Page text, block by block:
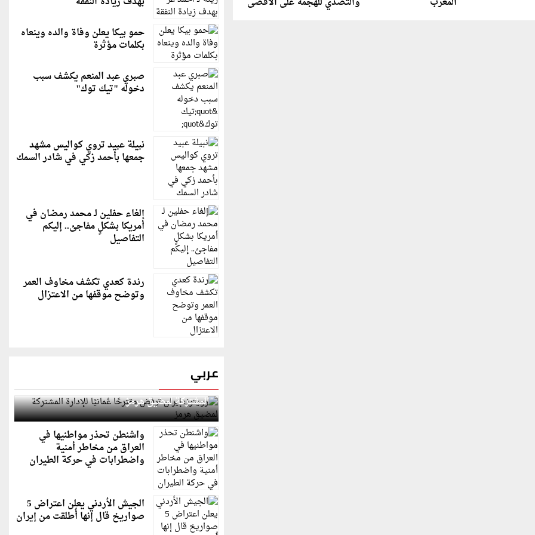
حمو بيكا يعلن وفاة والده وينعاه
بكلمات مؤثرة
صبري عبد المنعم يكشف سبب
دخوله "تيك توك"
نبيلة عبيد تروي كواليس مشهد
جمعها بأحمد زكي في شادر السمك
إلغاء حفلين لـ محمد رمضان في
أمريكا بشكلٍ مفاجئ.. إليكم
التفاصيل
رندة كعدي تكشف مخاوف العمر
وتوضح موقفها من الاعتزال
عربي
رويترز: إيران ترفض مقترحًا عُمانيًا للإدارة
المشتركة لمضيق هرمز
واشنطن تحذر مواطنيها في
العراق من مخاطر أمنية
واضطرابات في حركة الطيران
الجيش الأردني يعلن اعتراض 5
صواريخ قال إنها أُطلقت من إيران